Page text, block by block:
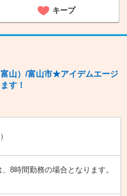
キープ
山）/富山市★アイデムエージ
す！
8時間勤務の場合となります。